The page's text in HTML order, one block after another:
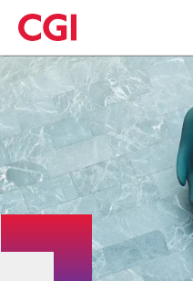
Skip
to
main
content